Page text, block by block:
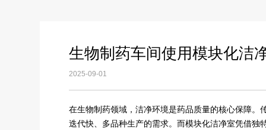
生物制药车间使用模块化洁
2025-09-01
在生物制药领域，洁净环境是药品质量的核心保障
迭代快、多品种生产的需求。而模块化洁净室凭借独